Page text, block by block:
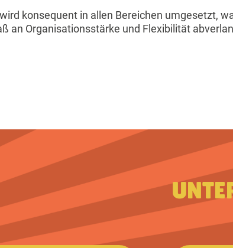
konsequent in allen Bereichen umgesetzt,
an Organisationsstärke und Flexibilität